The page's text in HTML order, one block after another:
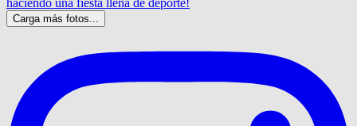
Carga más fotos...